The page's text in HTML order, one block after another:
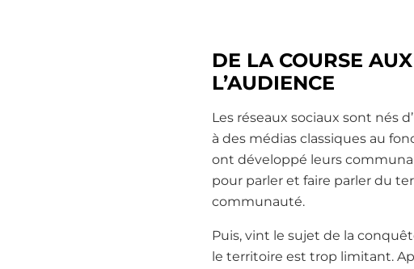
DE LA COURSE
L’AUDIENCE
Les réseaux sociaux sont nés
à des médias classiques au
ont développé leurs
pour parler et faire parler du
communauté.
Puis, vint le sujet de la
le territoire est trop limitant.